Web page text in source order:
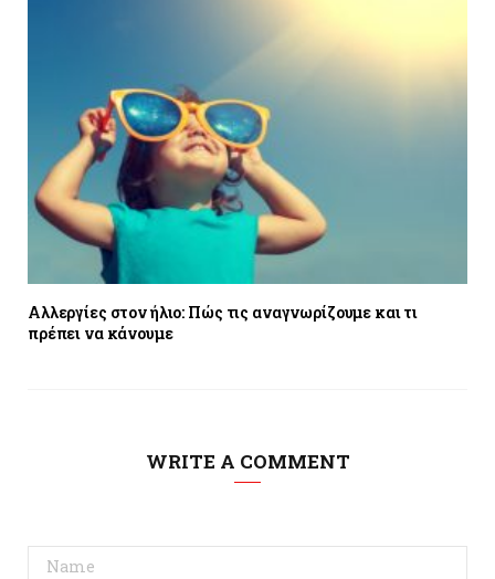
Αλλεργίες στον ήλιο: Πώς τις αναγνωρίζουμε και τι
πρέπει να κάνουμε
WRITE A COMMENT